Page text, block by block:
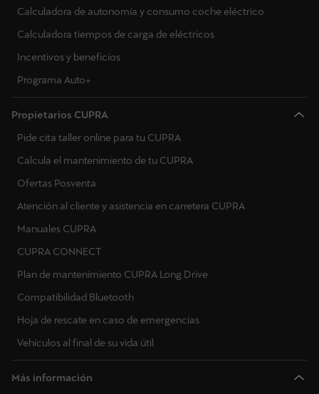
Calculadora de autonomía y consumo coche eléctrico
Calculadora tiempos de carga de eléctricos
Incentivos y beneficios
Programa Auto+
Propietarios CUPRA
Pide cita taller online para tu CUPRA
Calcula el mantenimiento de tu CUPRA
Ofertas Posventa
Atención al cliente y asistencia en carretera CUPRA
Manuales CUPRA
CUPRA CONNECT
Plan de mantenimiento CUPRA Long Drive
Compatibilidad Bluetooth
Hoja de rescate en caso de emergencias
Vehículos al final de su vida útil
Más información